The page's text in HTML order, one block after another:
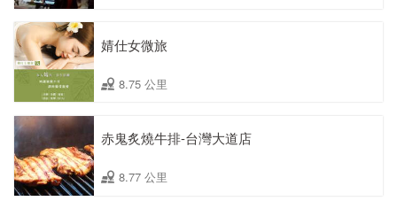
婧仕女微旅
8.75 公里
赤鬼炙燒牛排-台灣大道店
8.77 公里